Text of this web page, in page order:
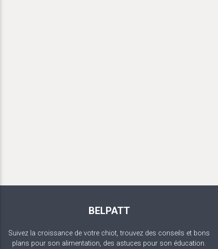
BELPATT
Suivez la croissance de votre chiot, trouvez des conseils et bons
plans pour son alimentation, des astuces pour son éducation.